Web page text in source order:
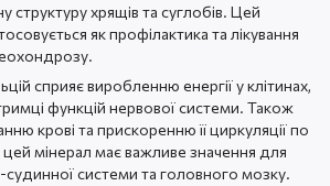
структуру хрящів та суглобів. Цей
як профілактика та лікування
сприяє виробленню енергії у клітинах,
функцій нервової системи. Також
крові та прискоренню її циркуляції по
мінерал має важливе значення для
судинної системи та головного мозку.